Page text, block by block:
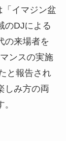
イマジン盆
のDJによる
の来場者を
ンスの実施
と報告され
しみ方の両